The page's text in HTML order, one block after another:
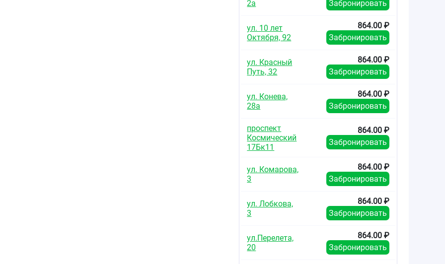
2а
Забронировать
ул. 10 лет
Октября, 92
864.00 ₽
Забронировать
ул. Красный
Путь, 32
864.00 ₽
Забронировать
ул. Конева,
28а
864.00 ₽
Забронировать
проспект
Космический
17Бк11
864.00 ₽
Забронировать
ул. Комарова,
3
864.00 ₽
Забронировать
ул. Лобкова,
3
864.00 ₽
Забронировать
ул.Перелета,
20
864.00 ₽
Забронировать